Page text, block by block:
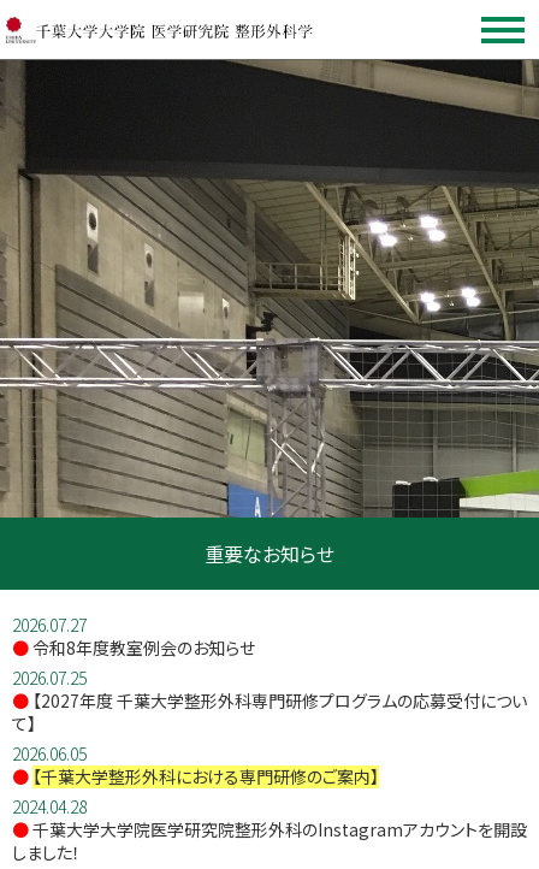
重要なお知らせ
2026.07.27
●令和8年度教室例会のお知らせ
2026.07.25
● 【2027年度 千葉大学整形外科専門研修プログラムの応募受付につい
て】
2026.06.05
● 【千葉大学整形外科における専門研修のご案内】
2024.04.28
●千葉大学大学院医学研究院整形外科のInstagramアカウントを開設
しました！